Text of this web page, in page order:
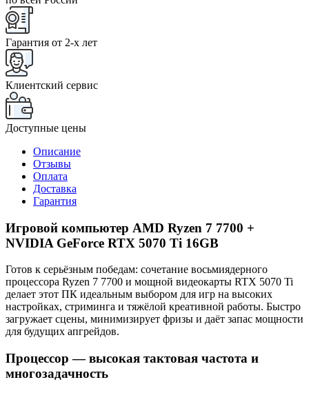
Гарантия от 2-x лет
Клиентский сервис
Доступные цены
Описание
Отзывы
Оплата
Доставка
Гарантия
Игровой компьютер AMD Ryzen 7 7700 +
NVIDIA GeForce RTX 5070 Ti 16GB
Готов к серьёзным победам: сочетание восьмиядерного
процессора Ryzen 7 7700 и мощной видеокарты RTX 5070 Ti
делает этот ПК идеальным выбором для игр на высоких
настройках, стриминга и тяжёлой креативной работы. Быстро
загружает сцены, минимизирует фризы и даёт запас мощности
для будущих апгрейдов.
Процессор — высокая тактовая частота и
многозадачность